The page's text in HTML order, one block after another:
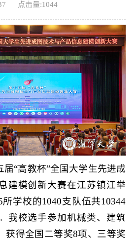
点击量:1044
届“高教杯”全国大学生先进成
建模创新大赛在江苏镇江举
学校的1040支队伍共10344
我校选手参加机械类、建筑
获得全国二等奖8项、三等奖